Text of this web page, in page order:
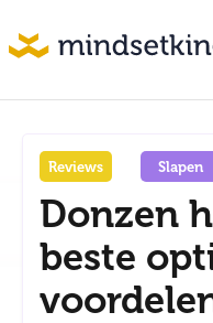
Reviews Slapen
Donzen
beste